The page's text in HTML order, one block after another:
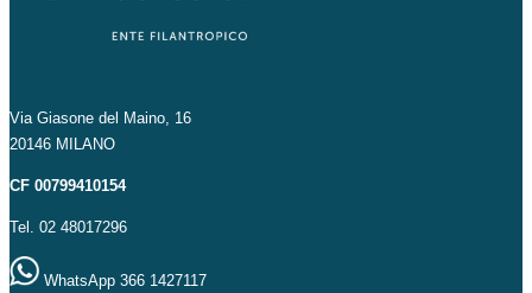
Via Giasone del Maino, 16
20146 MILANO
CF 00799410154
Tel. 02 48017296
WhatsApp 366 1427117